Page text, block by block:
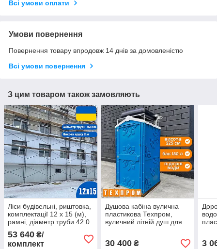
Всі умови оплати
Умови повернення
Повернення товару впродовж 14 днів за домовленістю
Всі умови повернення
З цим товаром також замовляють
Ліси будівельні, риштовка,
комплектації 12 х 15 (м),
рамні, діаметр труби 42.0
(мм)
53 640 ₴/
комплект
Душова кабіна вулична
пластикова Техпром,
вуличний літній душ для
30 400₴ 3